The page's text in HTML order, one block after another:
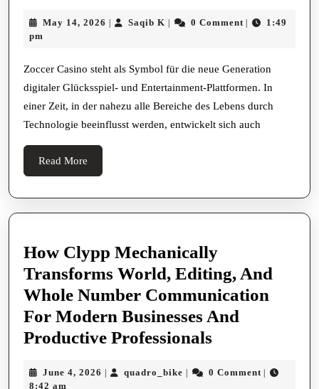
Digitale
Moderne
Online
Glücksspiel
May 14, 2026 May
| Saqib K Saqib
| 0 Comment |
1:49
pm
Zoccer Casino steht als Symbol für die neue Generation
digitaler Glücksspiel- und Entertainment-Plattformen. In
einer Zeit, in der nahezu alle Bereiche des Lebens durch
Technologie beeinflusst werden, entwickelt sich auch
Read More
More
How Clypp Mechanically
Transforms World, Editing, And
Whole Number Communication
For Modern Businesses And
Productive Professionals
Mechanically
June 4, 2026 June
| quadro_bike quadro_bike
| 0 Comment |
8:42 am